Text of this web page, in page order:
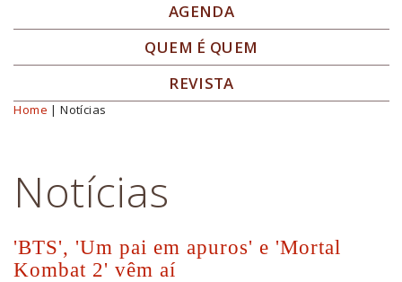
AGENDA
QUEM É QUEM
REVISTA
Você está aqui
Home | Notícias
Notícias
'BTS', 'Um pai em apuros' e 'Mortal
Kombat 2' vêm aí